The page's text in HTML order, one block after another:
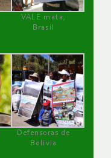
VALE mata,
Brasil
Defensoras de
Bolivia